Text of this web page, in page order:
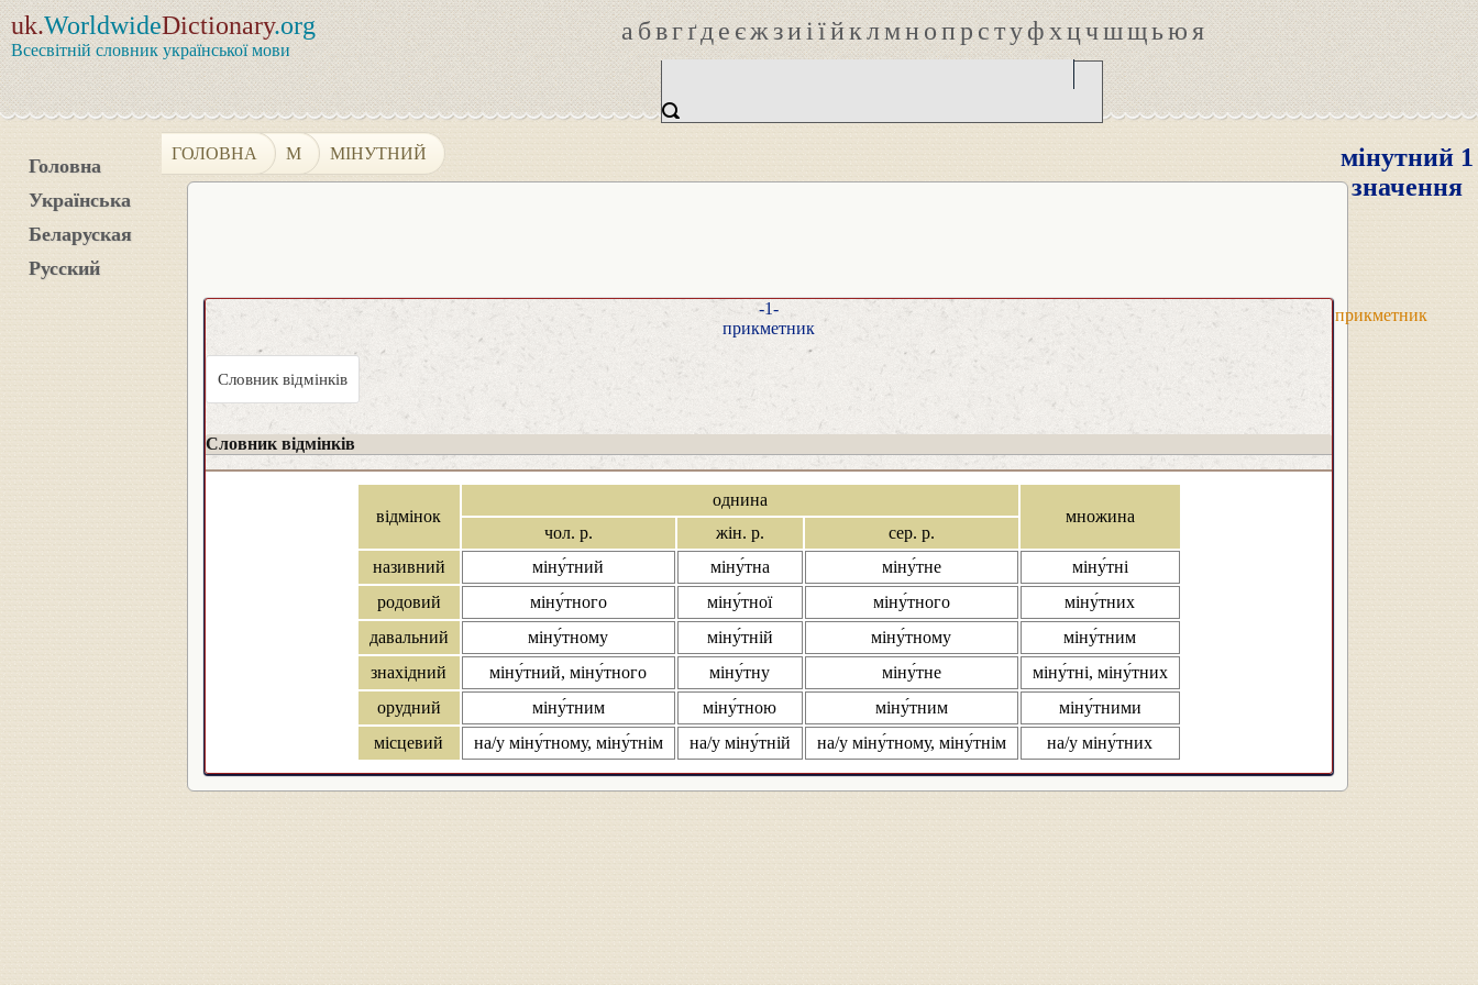
uk.WorldwideDictionary.org
Всесвітній словник української мови
абвгґдеєжзиіїйклмнопрстуфхцчшщьюя
Головна
Українська
Беларуская
Русский
ГОЛОВНА М МІНУТНИЙ
мінутний 1
значення
прикметник
-1-
прикметник
Словник відмінків
Словник відмінків
відмінок
однина
множина
чол. р.
жін. р.
сер. р.
називний
міну́тний міну́тна міну́тне
міну́тні
родовий
міну́тного міну́тної міну́тного
міну́тних
давальний
міну́тному міну́тній міну́тному
міну́тним
знахідний
міну́тний, міну́тного міну́тну міну́тне
міну́тні, міну́тних
орудний
міну́тним міну́тною міну́тним
міну́тними
місцевий
на/у міну́тному, міну́тнім на/у міну́тній на/у міну́тному, міну́тнім на/у міну́тних